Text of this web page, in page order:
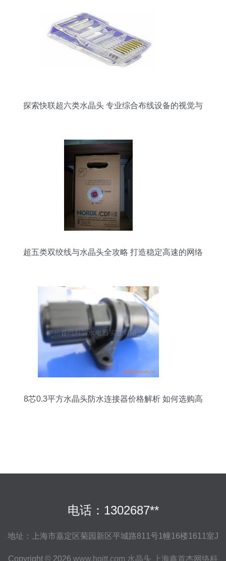
探索快联超六类水晶头 专业综合布线设备的视觉与
超五类双绞线与水晶头全攻略 打造稳定高速的网络
8芯0.3平方水晶头防水连接器价格解析 如何选购高
电话：1302687**
地址：上海市嘉定区菊园新区平城路811号1幢16楼1611室J
Copyright © 2026 www.hgjtt.com 水晶头 上海鑫首杰网络科